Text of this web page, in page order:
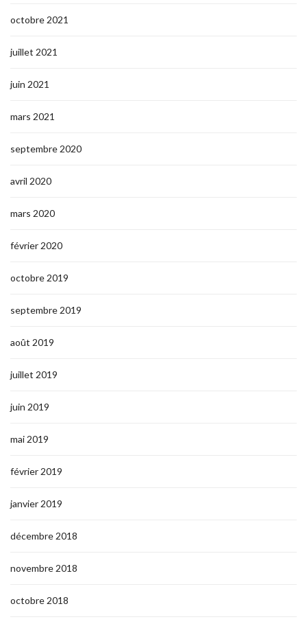
octobre 2021
juillet 2021
juin 2021
mars 2021
septembre 2020
avril 2020
mars 2020
février 2020
octobre 2019
septembre 2019
août 2019
juillet 2019
juin 2019
mai 2019
février 2019
janvier 2019
décembre 2018
novembre 2018
octobre 2018